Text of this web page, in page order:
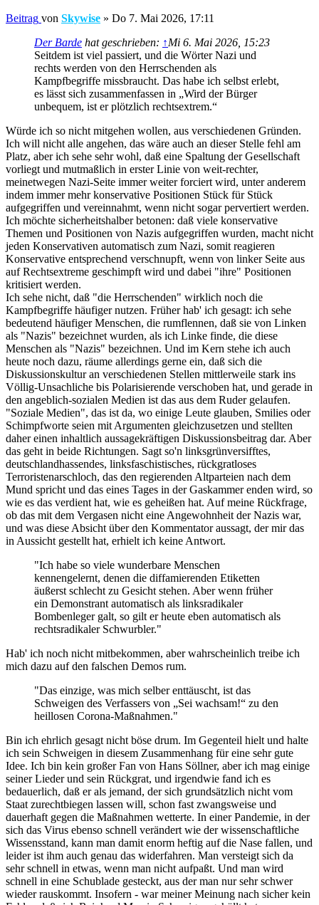
Beitrag von Skywise » Do 7. Mai 2026, 17:11
Der Barde hat geschrieben: ↑Mi 6. Mai 2026, 15:23
Seitdem ist viel passiert, und die Wörter Nazi und
rechts werden von den Herrschenden als
Kampfbegriffe missbraucht. Das habe ich selbst erlebt,
es lässt sich zusammenfassen in „Wird der Bürger
unbequem, ist er plötzlich rechtsextrem.“
Würde ich so nicht mitgehen wollen, aus verschiedenen Gründen.
Ich will nicht alle angehen, das wäre auch an dieser Stelle fehl am
Platz, aber ich sehe sehr wohl, daß eine Spaltung der Gesellschaft
vorliegt und mutmaßlich in erster Linie von weit-rechter,
meinetwegen Nazi-Seite immer weiter forciert wird, unter anderem
indem immer mehr konservative Positionen Stück für Stück
aufgegriffen und vereinnahmt, wenn nicht sogar pervertiert werden.
Ich möchte sicherheitshalber betonen: daß viele konservative
Themen und Positionen von Nazis aufgegriffen wurden, macht nicht
jeden Konservativen automatisch zum Nazi, somit reagieren
Konservative entsprechend verschnupft, wenn von linker Seite aus
auf Rechtsextreme geschimpft wird und dabei "ihre" Positionen
kritisiert werden.
Ich sehe nicht, daß "die Herrschenden" wirklich noch die
Kampfbegriffe häufiger nutzen. Früher hab' ich gesagt: ich sehe
bedeutend häufiger Menschen, die rumflennen, daß sie von Linken
als "Nazis" bezeichnet wurden, als ich Linke finde, die diese
Menschen als "Nazis" bezeichnen. Und im Kern stehe ich auch
heute noch dazu, räume allerdings gerne ein, daß sich die
Diskussionskultur an verschiedenen Stellen mittlerweile stark ins
Völlig-Unsachliche bis Polarisierende verschoben hat, und gerade in
den angeblich-sozialen Medien ist das aus dem Ruder gelaufen.
"Soziale Medien", das ist da, wo einige Leute glauben, Smilies oder
Schimpfworte seien mit Argumenten gleichzusetzen und stellten
daher einen inhaltlich aussagekräftigen Diskussionsbeitrag dar. Aber
das geht in beide Richtungen. Sagt so'n linksgrünversifftes,
deutschlandhassendes, linksfaschistisches, rückgratloses
Terroristenarschloch, das den regierenden Altparteien nach dem
Mund spricht und das eines Tages in der Gaskammer enden wird, so
wie es das verdient hat, wie es geheißen hat. Auf meine Rückfrage,
ob das mit dem Vergasen nicht eine Angewohnheit der Nazis war,
und was diese Absicht über den Kommentator aussagt, der mir das
in Aussicht gestellt hat, erhielt ich keine Antwort.
"Ich habe so viele wunderbare Menschen
kennengelernt, denen die diffamierenden Etiketten
äußerst schlecht zu Gesicht stehen. Aber wenn früher
ein Demonstrant automatisch als linksradikaler
Bombenleger galt, so gilt er heute eben automatisch als
rechtsradikaler Schwurbler."
Hab' ich noch nicht mitbekommen, aber wahrscheinlich treibe ich
mich dazu auf den falschen Demos rum.
"Das einzige, was mich selber enttäuscht, ist das
Schweigen des Verfassers von „Sei wachsam!“ zu den
heillosen Corona-Maßnahmen."
Bin ich ehrlich gesagt nicht böse drum. Im Gegenteil hielt und halte
ich sein Schweigen in diesem Zusammenhang für eine sehr gute
Idee. Ich bin kein großer Fan von Hans Söllner, aber ich mag einige
seiner Lieder und sein Rückgrat, und irgendwie fand ich es
bedauerlich, daß er als jemand, der sich grundsätzlich nicht vom
Staat zurechtbiegen lassen will, schon fast zwangsweise und
dauerhaft gegen die Maßnahmen wetterte. In einer Pandemie, in der
sich das Virus ebenso schnell verändert wie der wissenschaftliche
Wissensstand, kann man damit enorm heftig auf die Nase fallen, und
leider ist ihm auch genau das widerfahren. Man versteigt sich da
sehr schnell in etwas, wenn man nicht aufpaßt. Und man wird
schnell in eine Schublade gesteckt, aus der man nur sehr schwer
wieder rauskommt. Insofern - war meiner Meinung nach sicher kein